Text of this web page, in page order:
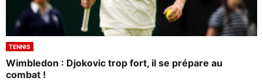
TENNIS
Wimbledon : Djokovic trop fort, il se prépare au
combat !